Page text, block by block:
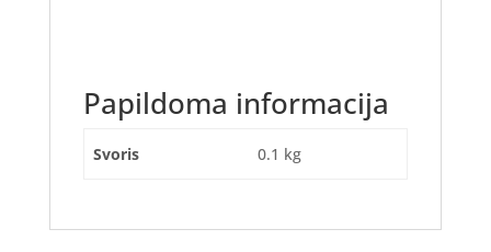
Papildoma informacija
Svoris 0.1 kg